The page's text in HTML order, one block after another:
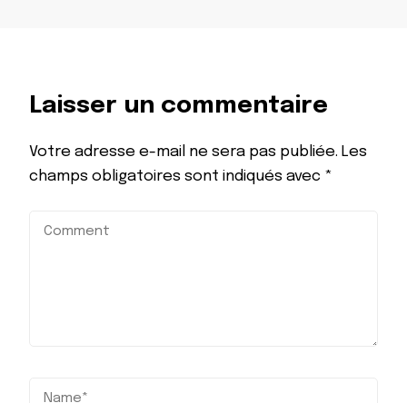
Laisser un commentaire
Votre adresse e-mail ne sera pas publiée. Les
champs obligatoires sont indiqués avec *